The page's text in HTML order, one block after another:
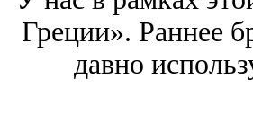
Греции». Раннее
давно